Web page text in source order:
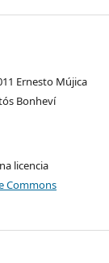
Ernesto Mújica
Bonheví
licencia
Commons